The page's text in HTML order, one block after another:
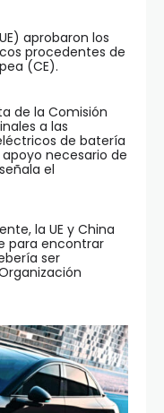
aprobaron los
procedentes de
(CE).
de la Comisión
a las
de batería
necesario de
el
la UE y China
para encontrar
ser